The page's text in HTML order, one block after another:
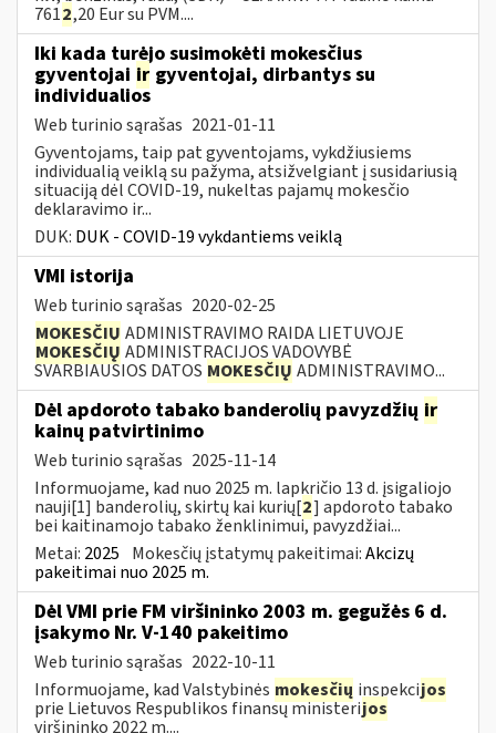
7612,20 Eur su PVM....
Iki kada turėjo susimokėti mokesčius
gyventojai ir gyventojai, dirbantys su
individualios
Web turinio sąrašas 2021-01-11
Gyventojams, taip pat gyventojams, vykdžiusiems
individualią veiklą su pažyma, atsižvelgiant į susidariusią
situaciją dėl COVID-19, nukeltas pajamų mokesčio
deklaravimo ir...
DUK: DUK - COVID-19 vykdantiems veiklą
VMI istorija
Web turinio sąrašas 2020-02-25
MOKESČIŲ ADMINISTRAVIMO RAIDA LIETUVOJE
MOKESČIŲ ADMINISTRACIJOS VADOVYBĖ
SVARBIAUSIOS DATOS MOKESČIŲ ADMINISTRAVIMO...
Dėl apdoroto tabako banderolių pavyzdžių ir
kainų patvirtinimo
Web turinio sąrašas 2025-11-14
Informuojame, kad nuo 2025 m. lapkričio 13 d. įsigaliojo
nauji[1] banderolių, skirtų kai kurių[2] apdoroto tabako
bei kaitinamojo tabako ženklinimui, pavyzdžiai...
Metai: 2025 Mokesčių įstatymų pakeitimai:Akcizų
pakeitimai nuo 2025 m.
Dėl VMI prie FM viršininko 2003 m. gegužės 6 d.
įsakymo Nr. V-140 pakeitimo
Web turinio sąrašas 2022-10-11
Informuojame, kad Valstybinės mokesčių inspekcijos
prie Lietuvos Respublikos finansų ministerijos
viršininko 2022 m....